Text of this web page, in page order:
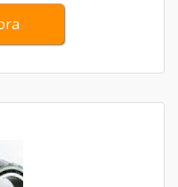
oferecendo suporte